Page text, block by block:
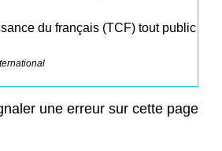
du français (TCF) tout public
une erreur sur cette page